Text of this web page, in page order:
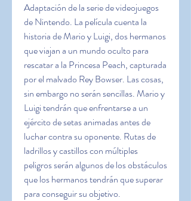
Adaptación de la serie de videojuegos
de Nintendo. La película cuenta la
historia de Mario y Luigi, dos hermanos
que viajan a un mundo oculto para
rescatar a la Princesa Peach, capturada
por el malvado Rey Bowser. Las cosas,
sin embargo no serán sencillas. Mario y
Luigi tendrán que enfrentarse a un
ejército de setas animadas antes de
luchar contra su oponente. Rutas de
ladrillos y castillos con múltiples
peligros serán algunos de los obstáculos
que los hermanos tendrán que superar
para conseguir su objetivo.